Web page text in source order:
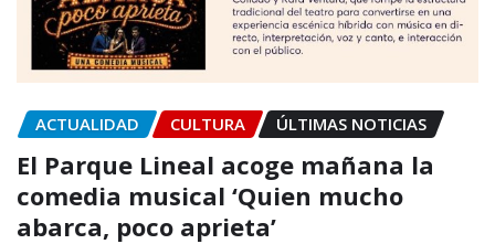
ACTUALIDAD CULTURA ÚLTIMAS NOTICIAS
El Parque Lineal acoge mañana la
comedia musical ‘Quien mucho
abarca, poco aprieta’